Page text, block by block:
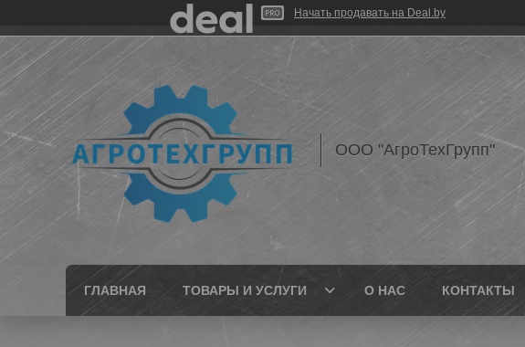
Начать продавать на Deal.by
ООО "АгроТехГрупп"
ГЛАВНАЯ ТОВАРЫ И УСЛУГИ О НАС КОНТАКТЫ